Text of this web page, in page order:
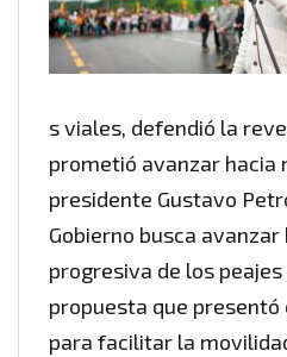
s viales, defendió la
prometió avanzar hacia
presidente Gustavo
Gobierno busca
progresiva de los peajes
propuesta que presentó
para facilitar la